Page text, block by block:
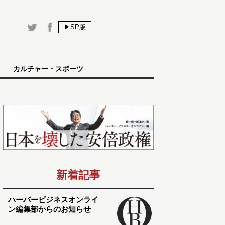
▶SP版
カルチャー・スポーツ
新着記事
ハーバービジネスオンライ
ン編集部からのお知らせ